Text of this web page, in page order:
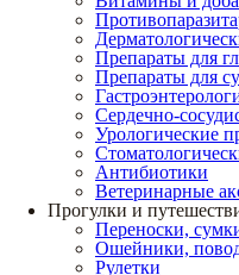
Препараты для
Препараты для
Сердечно-
Урологические
Антибиотики
Ветеринарные
Прогулки и
Переноски,
Ошейники,
Рулетки